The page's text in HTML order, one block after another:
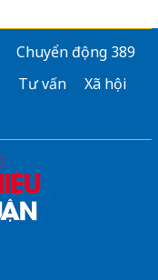
Chuyển động 389
Tư vấn
Xã hội